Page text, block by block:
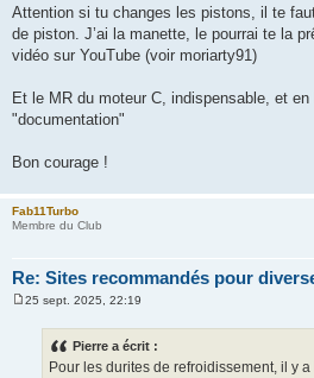
Attention si tu changes les pistons, il te
de piston. J’ai la manette, le pourrai te la
vidéo sur YouTube (voir moriarty91)
Et le MR du moteur C, indispensable, et
"documentation"
Bon courage !
Fab11Turbo
Membre du Club
Re: Sites recommandés pour
25 sept. 2025, 22:19
Pierre a écrit :
Pour les durites de refroidissement, il y